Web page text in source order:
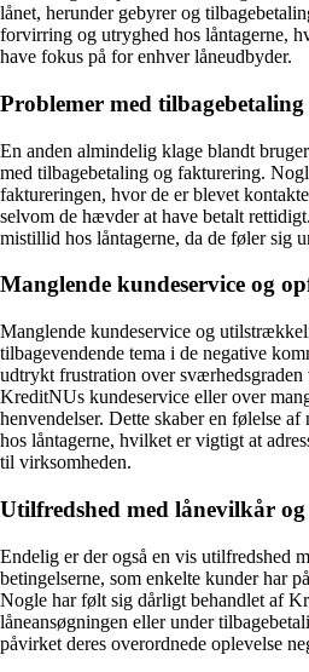
lånet, herunder gebyrer og
forvirring og utryghed hos låntagerne,
have fokus på for enhver låneudbyder.
Problemer med
En anden almindelig klage blandt
med tilbagebetaling og fakturering.
faktureringen, hvor de er blevet
selvom de hævder at have betalt
mistillid hos låntagerne, da de føler sig
Manglende kundeservice og
Manglende kundeservice og
tilbagevendende tema i de negative
udtrykt frustration over
KreditNUs kundeservice eller over
henvendelser. Dette skaber en følelse
hos låntagerne, hvilket er vigtigt at
til virksomheden.
Utilfredshed med lånevilkår og
Endelig er der også en vis utilfredshed
betingelserne, som enkelte kunder har
Nogle har følt sig dårligt behandlet af
låneansøgningen eller under
påvirket deres overordnede oplevelse